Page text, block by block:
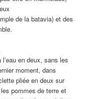
de la batavia) et des
en deux, sans les
moment, dans
pliée en deux sur
pommes de terre et